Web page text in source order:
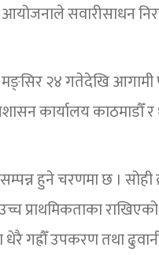
आयोजनाले सवारीसाधन
मङ्सिर २४ गतेदेखि
कार्यालय काठमाडौँ
हुने चरणमा छ । सोही
प्राथमिकताका
गह्रौँ उपकरण तथा